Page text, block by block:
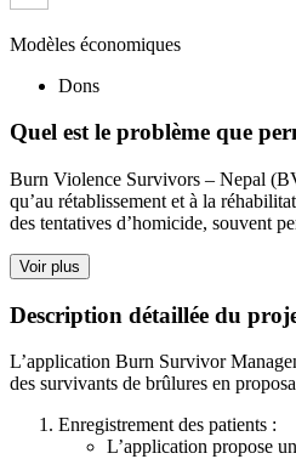
Modèles économiques
Dons
Quel est le problème que
Burn Violence Survivors – Nepal
qu’au rétablissement et à la
des tentatives d’homicide, souvent
Voir plus
Description détaillée du
L’application Burn Survivor
des survivants de brûlures en
Enregistrement des patients :
L’application propose